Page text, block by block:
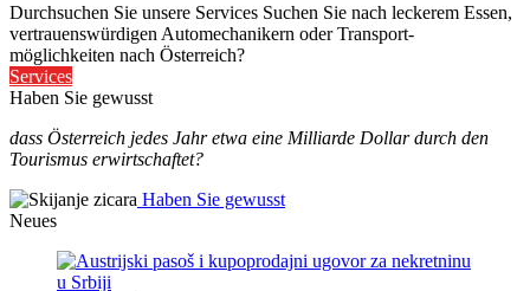
Durchsuchen Sie unsere Services Suchen Sie nach leckerem Essen,
vertrauenswürdigen Automechanikern oder Transport-
möglichkeiten nach Österreich?
Services
Haben Sie gewusst
dass Österreich jedes Jahr etwa eine Milliarde Dollar durch den
Tourismus erwirtschaftet?
Haben Sie gewusst
Neues